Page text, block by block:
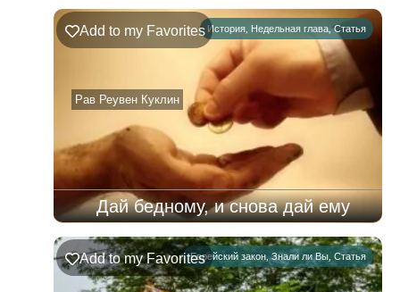
Ръэ
02.08.2026
08.08.2026
История Недельная глава ,Статья
Рав Реувен Куклин
Add to my Favorites
Дай бедному, и снова дай ему
Еврейский закон ,Знали ли Вы Статья
Add to my Favorites